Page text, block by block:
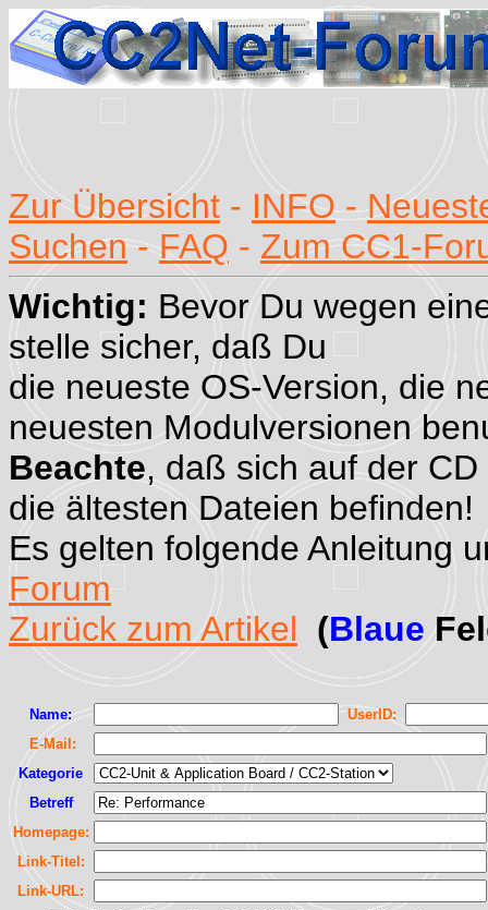
Zur Übersicht - INFO -
Suchen - FAQ - Zum CC1-
Wichtig: Bevor Du wegen
stelle sicher, daß Du
die neueste OS-Version, die
neuesten Modulversionen
Beachte, daß sich auf der
die ältesten Dateien befinden!
Es gelten folgende Anleitung
Forum
Zurück zum Artikel (Blaue
Name:
UserID:
E-Mail:
Kategorie
Betreff
Homepage:
Link-Titel:
Link-URL: